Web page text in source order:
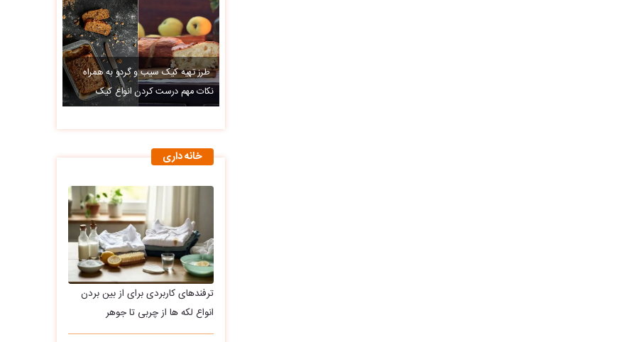
طرز تهیه کیک سیب و گردو به همراه
نکات مهم درست کردن انواع کیک
خانه داری
ترفندهای کاربردی برای از بین بردن
انواع لکه ها از چربی تا جوهر